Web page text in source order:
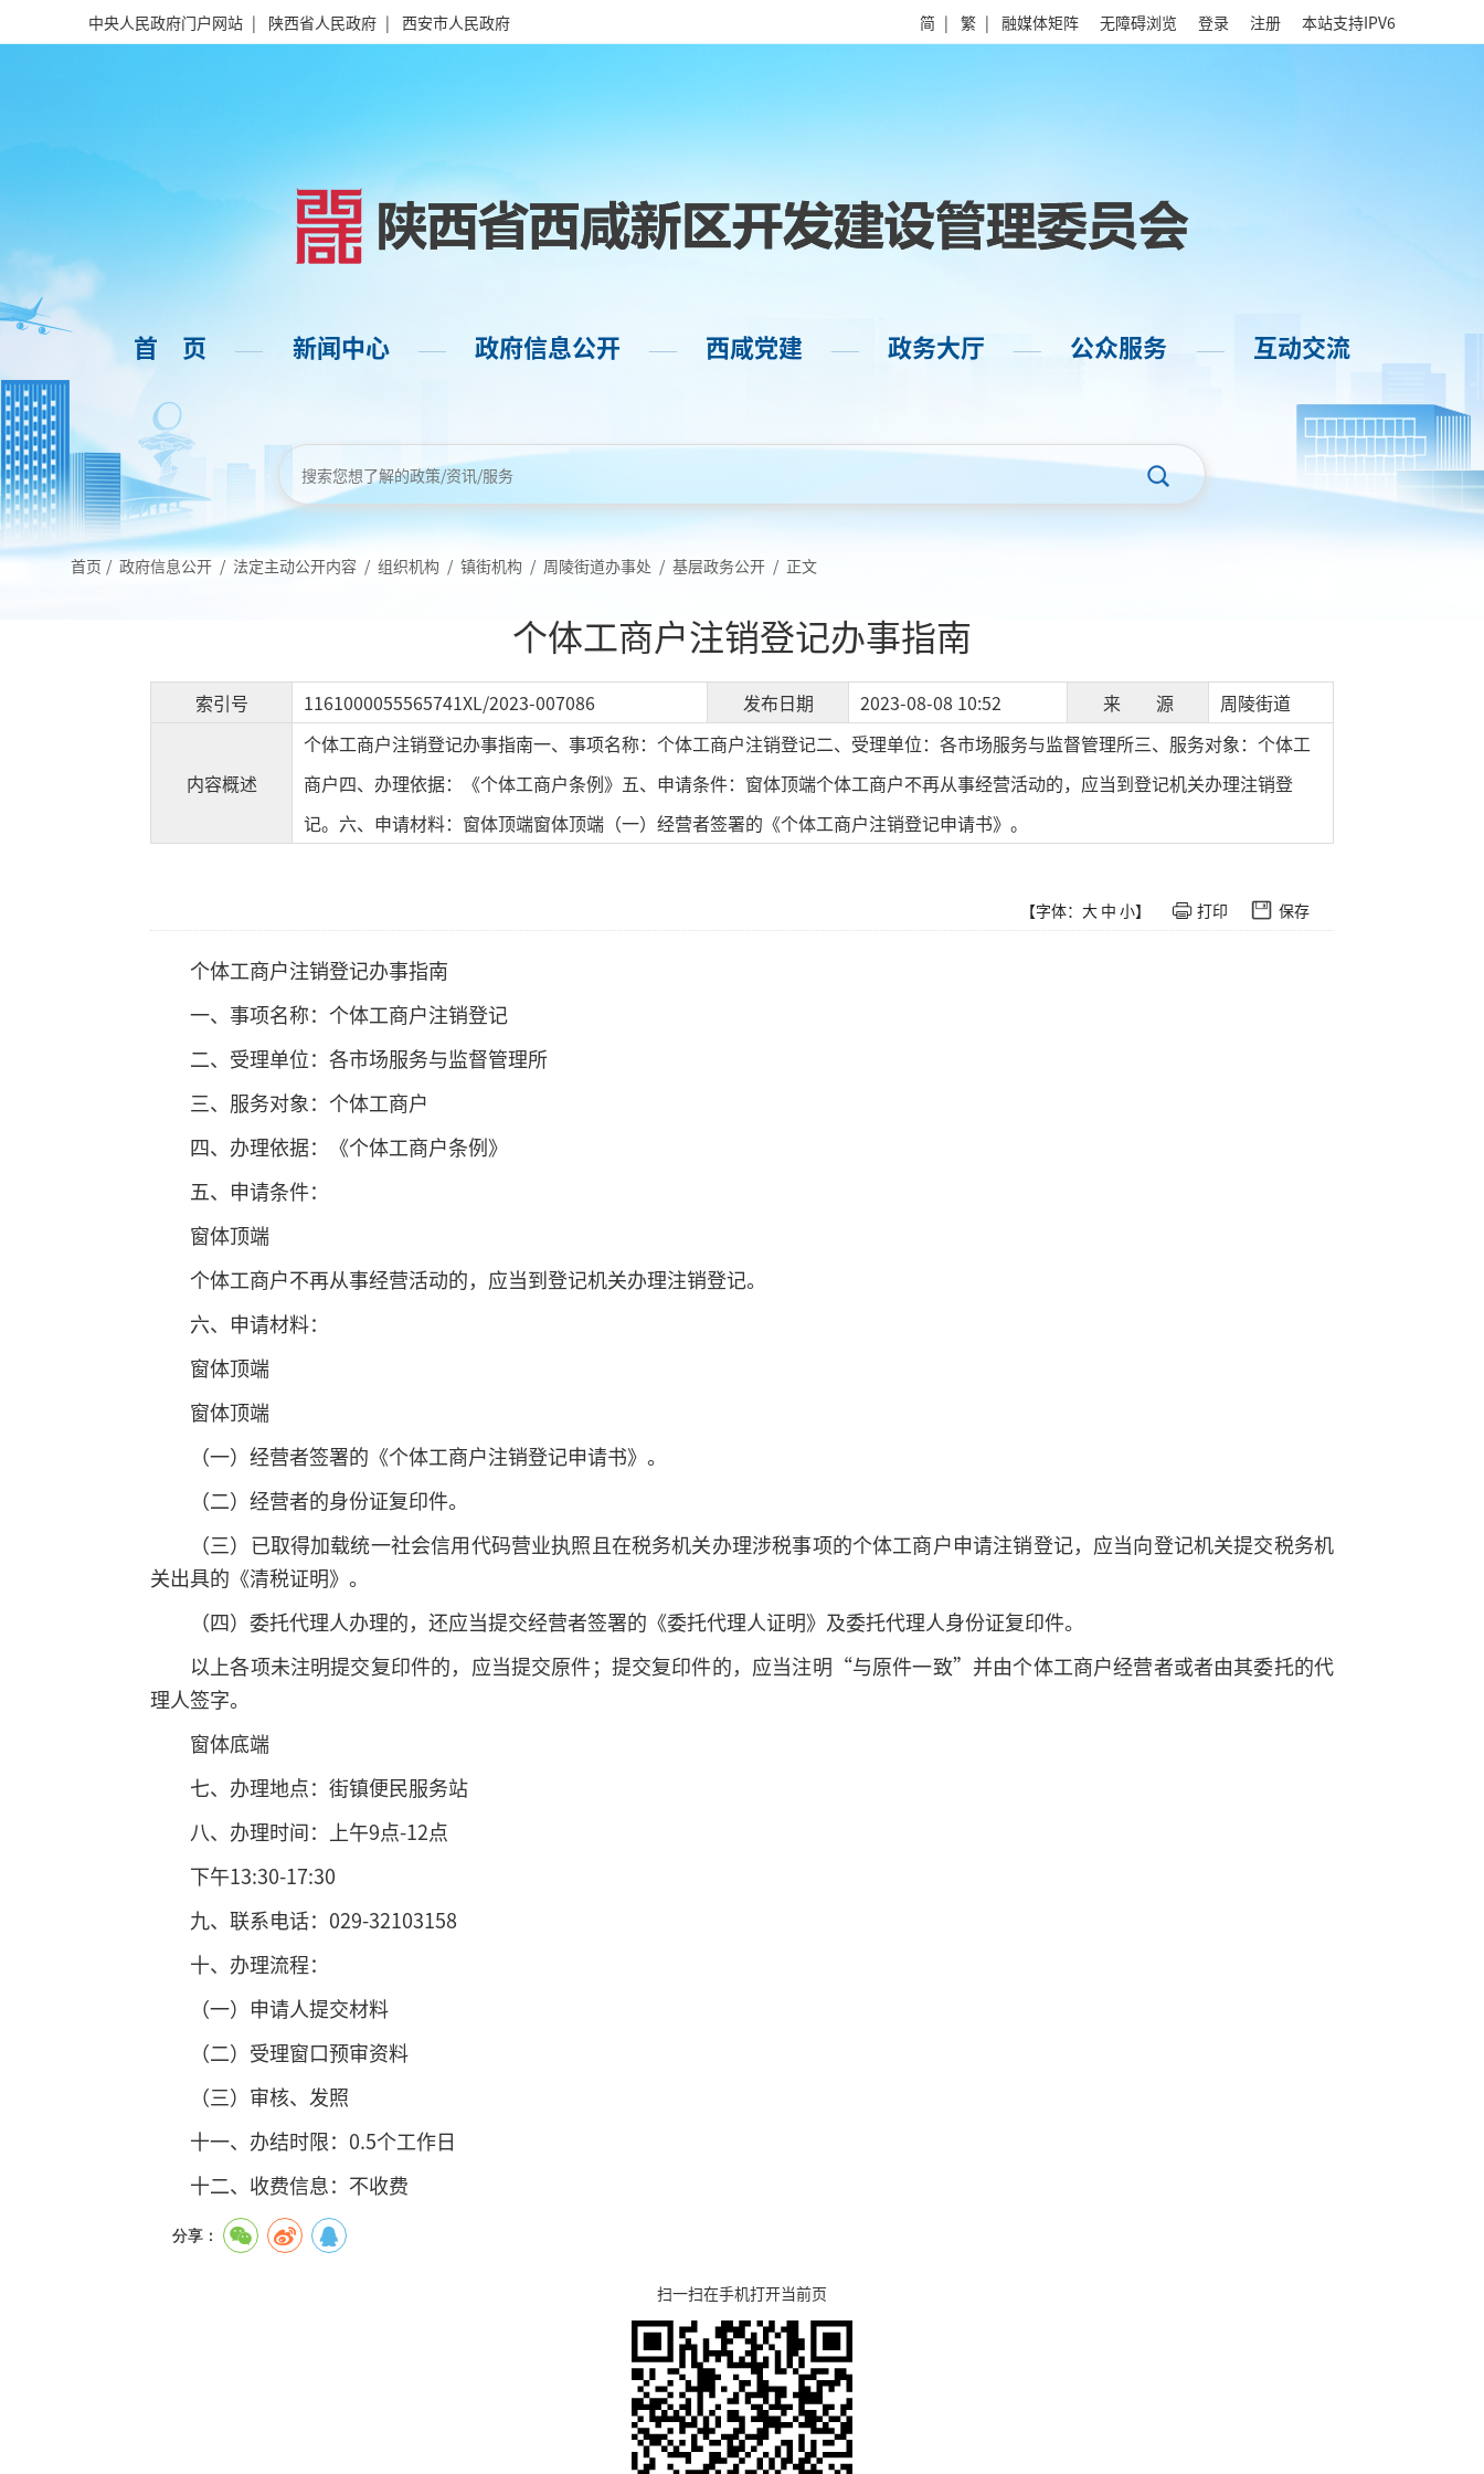
中央人民政府门户网站 | 陕西省人民政府 | 西安市人民政府 简 | 繁 | 融媒体矩阵 无障碍浏览 登录 注册 本站支持IPV6
首 页 —— 新闻中心 —— 政府信息公开 —— 西咸党建 —— 政务大厅 —— 公众服务 —— 互动交流
首页 / 政府信息公开 / 法定主动公开内容 / 组织机构 / 镇街机构 / 周陵街道办事处 / 基层政务公开 / 正文
个体工商户注销登记办事指南
索引号 1161000055565741XL/2023-007086 发布日期 2023-08-08 10:52 来 源 周陵街道
内容概述
个体工商户注销登记办事指南一、事项名称：个体工商户注销登记二、受理单位：各市场服务与监督管理所三、服务对象：个体工
商户四、办理依据：《个体工商户条例》五、申请条件：窗体顶端个体工商户不再从事经营活动的，应当到登记机关办理注销登
记。六、申请材料：窗体顶端窗体顶端（一）经营者签署的《个体工商户注销登记申请书》。
【字体： 大 中 小】 打印 保存
个体工商户注销登记办事指南
一、事项名称：个体工商户注销登记
二、受理单位：各市场服务与监督管理所
三、服务对象：个体工商户
四、办理依据：《个体工商户条例》
五、申请条件：
窗体顶端
个体工商户不再从事经营活动的，应当到登记机关办理注销登记。
六、申请材料：
窗体顶端
窗体顶端
（一）经营者签署的《个体工商户注销登记申请书》。
（二）经营者的身份证复印件。
（三）已取得加载统一社会信用代码营业执照且在税务机关办理涉税事项的个体工商户申请注销登记，应当向登记机关提交税务机
关出具的《清税证明》。
（四）委托代理人办理的，还应当提交经营者签署的《委托代理人证明》及委托代理人身份证复印件。
以上各项未注明提交复印件的，应当提交原件；提交复印件的，应当注明“与原件一致”并由个体工商户经营者或者由其委托的代
理人签字。
窗体底端
七、办理地点：街镇便民服务站
八、办理时间：上午9点-12点
下午13:30-17:30
九、联系电话：029-32103158
十、办理流程：
（一）申请人提交材料
（二）受理窗口预审资料
（三）审核、发照
十一、办结时限：0.5个工作日
十二、收费信息：不收费
分享：
扫一扫在手机打开当前页